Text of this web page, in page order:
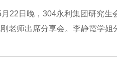
22日晚，304永利集团研究
老师出席分享会。李静霞学